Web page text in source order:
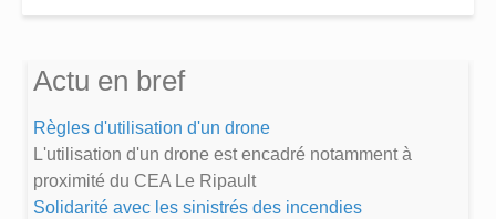
Actu en bref
Règles d'utilisation d'un drone
L'utilisation d'un drone est encadré notamment à
proximité du CEA Le Ripault
Solidarité avec les sinistrés des incendies